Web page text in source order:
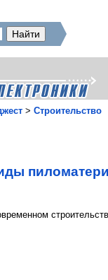
> Строительство